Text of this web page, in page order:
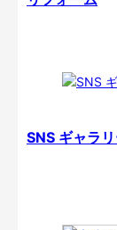
SNS ギャラ